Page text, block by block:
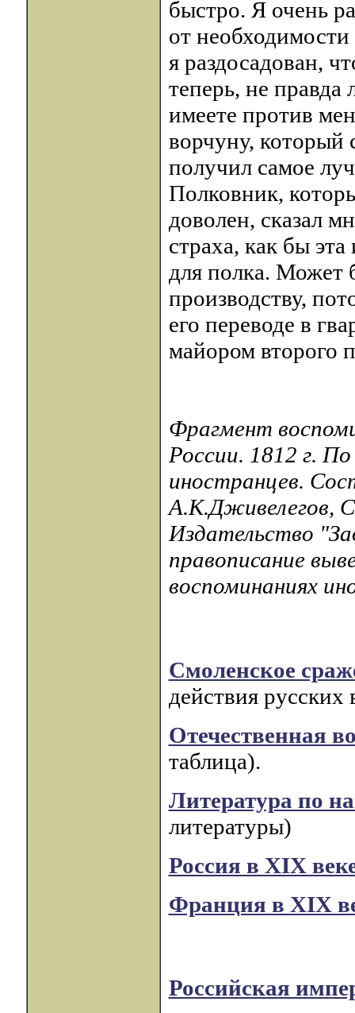
быстро. Я очень
от необходимости
я раздосадован,
теперь, не правда
имеете против
ворчуну, который
получил самое
Полковник,
доволен, сказал
страха, как бы
для полка. Может
производству,
его переводе в
майором второго
Фрагмент
России. 1812 г.
иностранцев.
А.К.Дживелегов,
Издательство
правописание
воспоминаниях
Смоленское
действия русских
Отечественная
таблица).
Литература по
литературы)
Россия в XIX
Франция в XIX
Российская